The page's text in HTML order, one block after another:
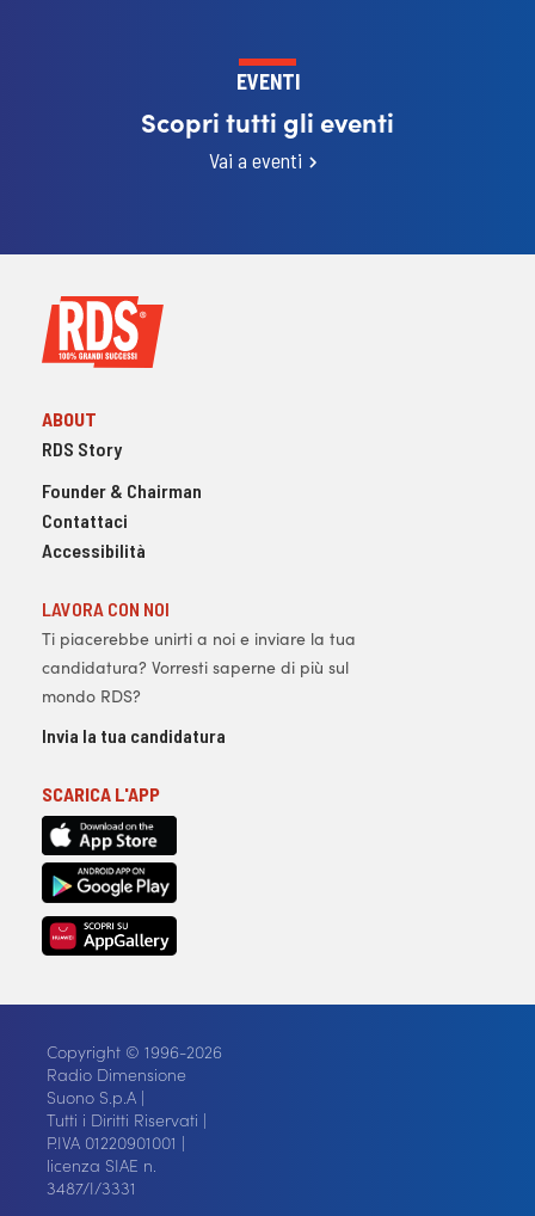
EVENTI
Scopri tutti gli eventi
Vai a eventi
ABOUT
RDS Story
Founder & Chairman
Contattaci
Accessibilità
LAVORA CON NOI
Ti piacerebbe unirti a noi e inviare la tua
candidatura? Vorresti saperne di più sul
mondo RDS?
Invia la tua candidatura
SCARICA L'APP
Copyright © 1996-2026
Radio Dimensione
Suono S.p.A |
Tutti i Diritti Riservati |
P.IVA 01220901001 |
licenza SIAE n.
3487/I/3331